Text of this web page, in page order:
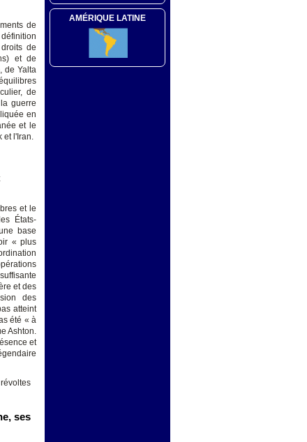
de
de
et de
de Yalta
de
guerre
en
et le
et l'Iran.
et le
États-
base
« plus
et des
des
atteint
été « à
Ashton.
et
ses
AMÉRIQUE LATINE